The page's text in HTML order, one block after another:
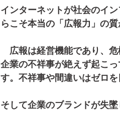
インターネットが社会のイ
らこそ本当の「広報力」の質
広報は経営機能であり、危
企業の不祥事が絶えず起こ
す。不祥事や間違いはゼロ
そして企業のブランドが失